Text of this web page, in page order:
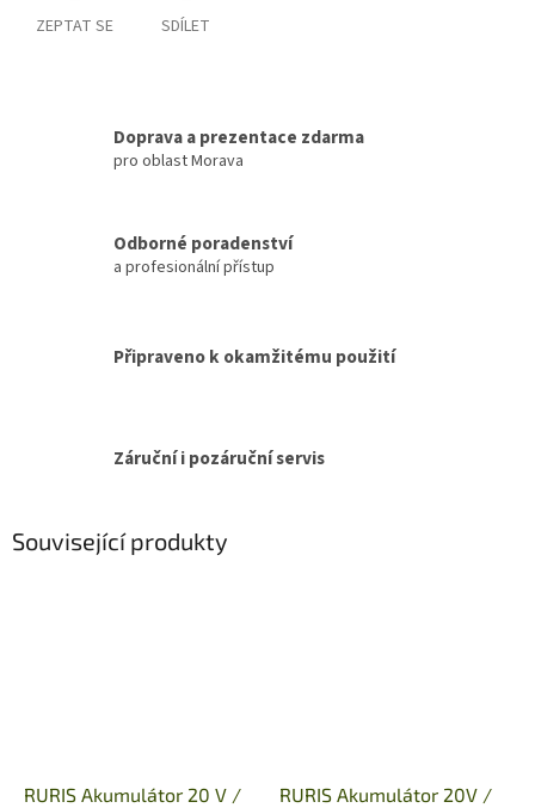
ZEPTAT SE SDÍLET
Doprava a prezentace zdarma
pro oblast Morava
Odborné poradenství
a profesionální přístup
Připraveno k okamžitému použití
Záruční i pozáruční servis
Související produkty
RURIS Akumulátor 20 V /
RURIS Akumulátor 20V /